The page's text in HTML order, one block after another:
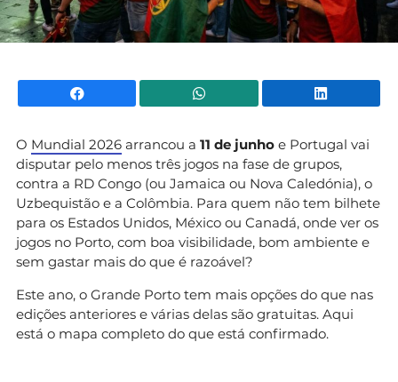
Facebook WhatsApp
O Mundial 2026 arrancou a 11 de junho e Portugal vai
disputar pelo menos três jogos na fase de grupos,
contra a RD Congo (ou Jamaica ou Nova Caledónia), o
Uzbequistão e a Colômbia. Para quem não tem bilhete
para os Estados Unidos, México ou Canadá, onde ver os
jogos no Porto, com boa visibilidade, bom ambiente e
sem gastar mais do que é razoável?
Este ano, o Grande Porto tem mais opções do que nas
edições anteriores e várias delas são gratuitas. Aqui
está o mapa completo do que está confirmado.